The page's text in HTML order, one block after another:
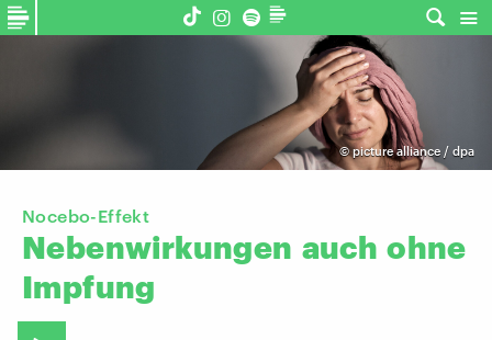
© picture alliance / dpa
Nocebo-Effekt
Nebenwirkungen auch ohne
Impfung